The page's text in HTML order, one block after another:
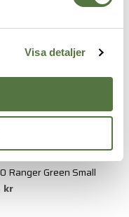
Visa detaljer
Ranger Green Small
kr